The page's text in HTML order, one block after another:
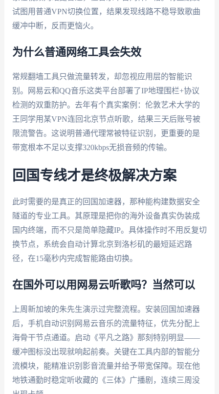
试图用普通VPN切换位置，结果发现线路不稳导致歌曲
缓冲中断，反而更恼火。
为什么普通网络工具会失效
常规翻墙工具只做流量转发，却忽视应用层的智能识
别。网易云和QQ音乐这类平台部署了IP地理围栏+协议
检测的双重防护。去年有个真实案例：伦敦艺术大学的
王同学用某VPN连回北京节点听歌，结果三天后账号被
限流警告。这说明普通代理常被特征识别，更重要的是
带宽根本不足以支撑320kbps无损音频的传输。
回国专线才是终极解决方案
此时需要的是真正的回国加速器，那种能构建数据安全
隧道的专业工具。其原理是把你的海外设备真实伪装成
国内终端，而不只是简单隐藏IP。具体操作时不用反复切
换节点，系统会自动计算北京到洛杉矶的最短延迟路
径，在15毫秒内完成智能路由切换。
在国外可以用网易云听歌吗？当然可以
上周新加坡的朱先生演示过完整流程。安装回国加速器
后，手机自动识别网易云音乐的流量特征，优先分配上
海骨干节点通道。启动《平凡之路》那刻特别明显——
缓冲图标没出现就响起前奏。关键在工具内部的智能分
流模块，能精准识别影音流量并给予带宽保障。现在他
地铁通勤时稳定听收藏的《三体》广播剧，连续三周没